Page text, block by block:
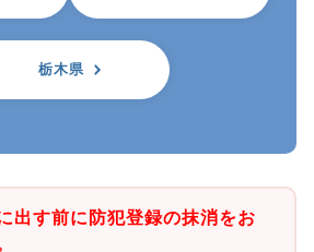
栃木県
出す前に防犯登録の抹消をお